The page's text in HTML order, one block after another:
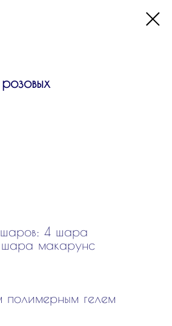
шаров: 4 шара
макарунс
гелем